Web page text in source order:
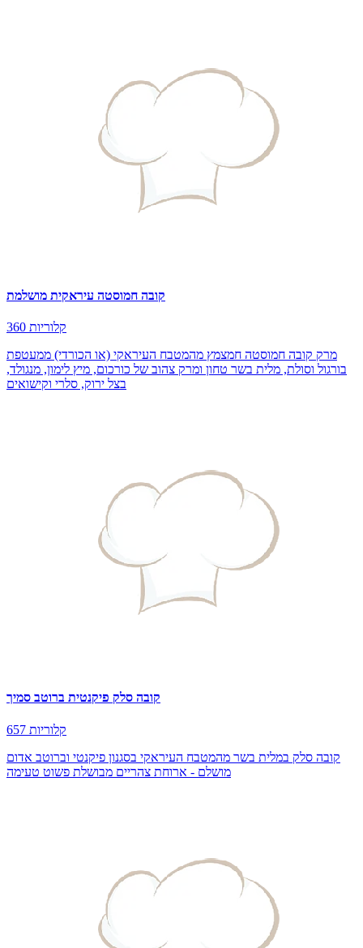
קובה חמוסטה עיראקית מושלמת
360 קלוריות
מרק קובה חמוסטה חמצמץ מהמטבח העיראקי (או הכורדי) ממעטפת
בורגול וסולת, מלית בשר טחון ומרק צהוב של כורכום, מיץ לימון, מנגולד,
בצל ירוק, סלרי וקישואים
קובה סלק פיקנטית ברוטב סמיך
657 קלוריות
קובה סלק במלית בשר מהמטבח העיראקי בסגנון פיקנטי וברוטב אדום
מושלם - ארוחת צהריים מבושלת פשוט טעימה